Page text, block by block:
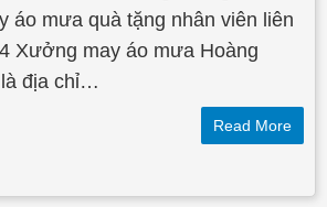
áo mưa quà tặng nhân viên liên
Xưởng may áo mưa Hoàng
là địa chỉ…
Read More